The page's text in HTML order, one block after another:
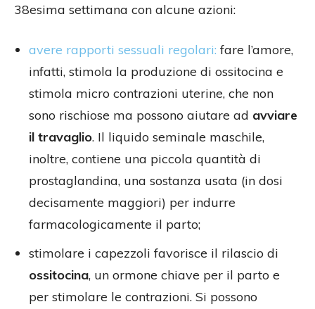
38esima settimana con alcune azioni:
avere rapporti sessuali regolari: fare l’amore,
infatti, stimola la produzione di ossitocina e
stimola micro contrazioni uterine, che non
sono rischiose ma possono aiutare ad avviare
il travaglio. Il liquido seminale maschile,
inoltre, contiene una piccola quantità di
prostaglandina, una sostanza usata (in dosi
decisamente maggiori) per indurre
farmacologicamente il parto;
stimolare i capezzoli favorisce il rilascio di
ossitocina, un ormone chiave per il parto e
per stimolare le contrazioni. Si possono